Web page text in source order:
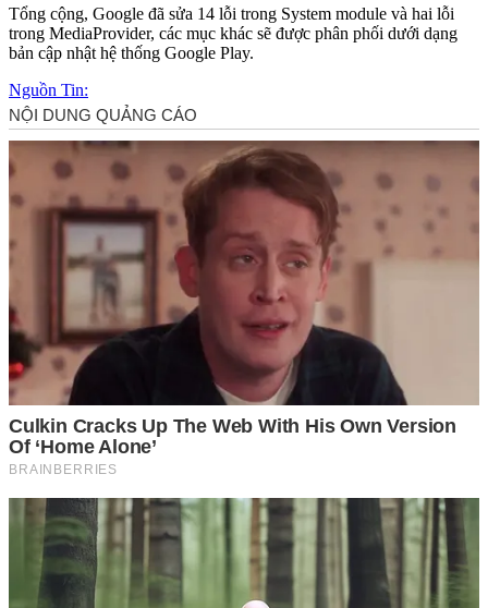
Tổng cộng, Google đã sửa 14 lỗi trong System module và hai lỗi
trong MediaProvider, các mục khác sẽ được phân phối dưới dạng
bản cập nhật hệ thống Google Play.
Nguồn Tin: